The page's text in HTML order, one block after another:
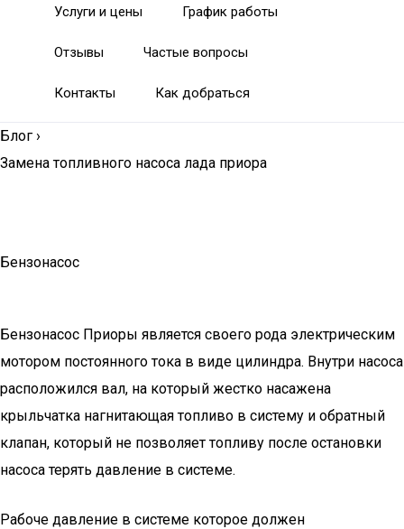
Услуги и цены График работы
Отзывы Частые вопросы
Контакты Как добраться
Блог ›
Замена топливного насоса лада приора
Бензонасос
Бензонасос Приоры является своего рода электрическим
мотором постоянного тока в виде цилиндра. Внутри насоса
расположился вал, на который жестко насажена
крыльчатка нагнитающая топливо в систему и обратный
клапан, который не позволяет топливу после остановки
насоса терять давление в системе.
Рабоче давление в системе которое должен